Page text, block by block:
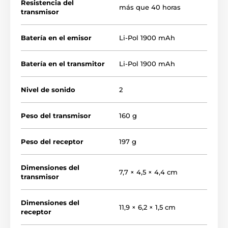
Alcance entre emisor y receptor de hasta 20 km
Seguimiento de hasta 13 perros, adiestradores o
waypoints
Pantalla del receptor fácil de leer, tanto a plena luz
del sol como en la oscuridad
Receptor y transmisor totalmente estancos
Receptor y transmisor recargables de larga duración
(más de 40 horas)
2 modos de señal acústica: silenciosa y fuerte
Conmutación de canales para la comunicación
entre emisor y receptor
Función FENCE - límite acústico virtual para
delimitar el espacio del perro
Resistencia del
transmisor
más que 40 horas
Batería en el emisor Li-Pol 1900 mAh
Batería en el transmitor Li-Pol 1900 mAh
Nivel de sonido 2
Peso del transmisor 160 g
Peso del receptor 197 g
Dimensiones del
transmisor
7,7 × 4,5 × 4,4 cm
Dimensiones del
receptor
11,9 × 6,2 × 1,5 cm